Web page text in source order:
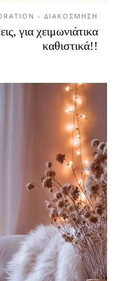
- ΔΙΑΚΟΣΜΗΣΗ
για χειμωνιάτικα
καθιστικά!!